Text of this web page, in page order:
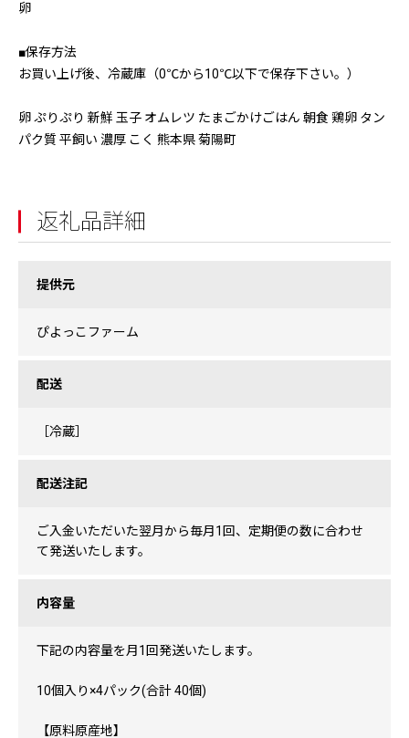
卵
■保存方法
お買い上げ後、冷蔵庫（0℃から10℃以下で保存下さい。）
卵 ぷりぷり 新鮮 玉子 オムレツ たまごかけごはん 朝食 鶏卵 タン
パク質 平飼い 濃厚 こく 熊本県 菊陽町
返礼品詳細
提供元
ぴよっこファーム
配送
［冷蔵］
配送注記
ご入金いただいた翌月から毎月1回、定期便の数に合わせ
て発送いたします。
内容量
下記の内容量を月1回発送いたします。
10個入り×4パック(合計 40個)
【原料原産地】